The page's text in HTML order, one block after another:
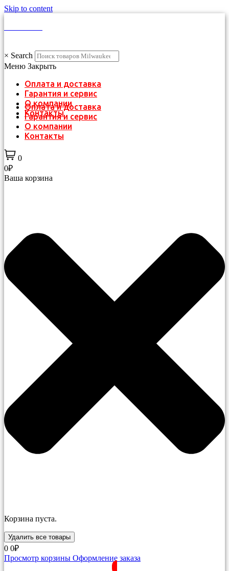
Skip to content
× Search
Меню Закрыть
Оплата и доставка
Гарантия и сервис
О компании
Контакты
Оплата и доставка
Гарантия и сервис
О компании
Контакты
0
0₽
Ваша корзина
Корзина пуста.
Удалить все товары
0 0₽
Просмотр корзины Оформление заказа